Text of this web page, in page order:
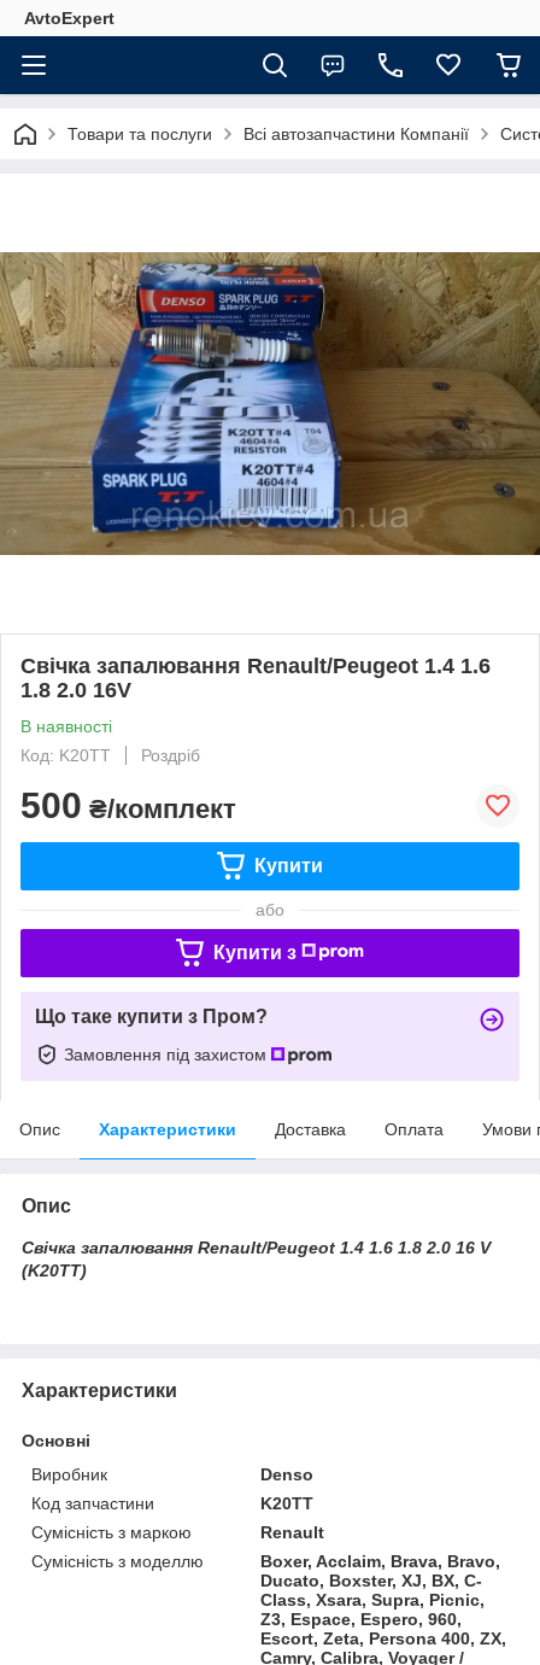
AvtoExpert
Товари та послуги Всі автозапчастини Компанії
Свічка запалювання Renault/Peugeot 1.4 1.6
1.8 2.0 16V
В наявності
Код: K20TT
Роздріб
500 ₴/комплект
Купити
або
Купити з
Що таке купити з Пром?
Замовлення під захистом
Опис Характеристики Доставка Оплата Умови
Опис
Свічка запалювання Renault/Peugeot 1.4 1.6 1.8 2.0 16 V
(K20TT)
Характеристики
Основні
Виробник
Denso
Код запчастини
K20TT
Сумісність з маркою
Renault
Сумісність з моделлю
Boxer, Acclaim, Brava, Bravo,
Ducato, Boxster, XJ, BX, C-
Class, Xsara, Supra, Picnic,
Z3, Espace, Espero, 960,
Escort, Zeta, Persona 400, ZX,
Camry, Calibra, Voyager /